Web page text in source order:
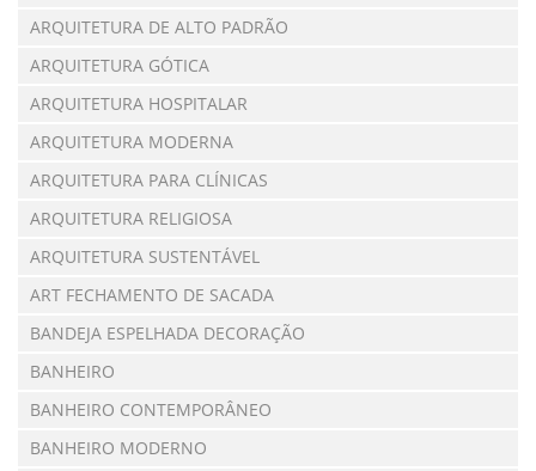
ARQUITETURA DE ALTO PADRÃO
ARQUITETURA GÓTICA
ARQUITETURA HOSPITALAR
ARQUITETURA MODERNA
ARQUITETURA PARA CLÍNICAS
ARQUITETURA RELIGIOSA
ARQUITETURA SUSTENTÁVEL
ART FECHAMENTO DE SACADA
BANDEJA ESPELHADA DECORAÇÃO
BANHEIRO
BANHEIRO CONTEMPORÂNEO
BANHEIRO MODERNO